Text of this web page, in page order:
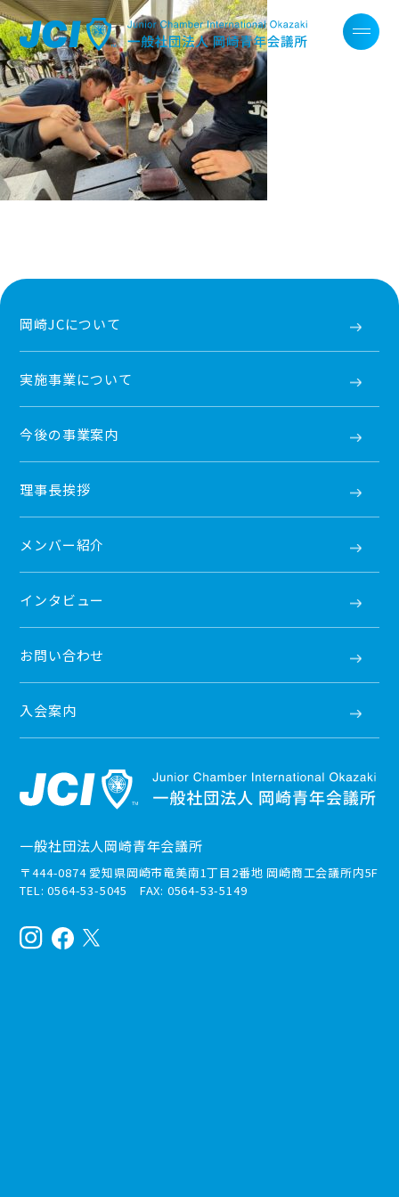
岡崎JCについて
実施事業について
今後の事業案内
理事長挨拶
メンバー紹介
インタビュー
お問い合わせ
入会案内
一般社団法人岡崎青年会議所
〒444-0874 愛知県岡崎市竜美南1丁目2番地 岡崎商工会議所内5F
TEL: 0564-53-5045 FAX: 0564-53-5149